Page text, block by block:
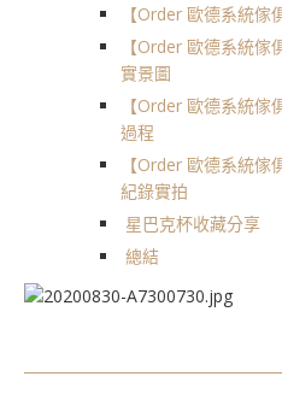
【Order 歐德系統
【Order 歐德系統
實景圖
【Order 歐德系統
過程
【Order 歐德系統
紀錄實拍
星巴克杯收藏分享
總結